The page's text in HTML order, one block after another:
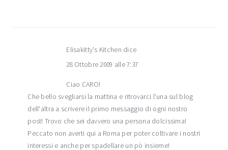
Elisakitty's Kitchen dice
28 Ottobre 2009 alle 7:37
Ciao CARO!
Che bello svegliarsi la mattina e ritrovarci l'una sul blog
dell'altra a scrivere il primo messaggio di ogni nostro
post! Trovo che sei davvero una persona dolcissima!
Peccato non averti qui a Roma per poter coltivare i nostri
interessi e anche per spadellare un pò insieme!